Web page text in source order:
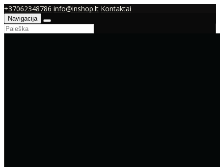
+37062348786 info@inshop.lt Kontaktai
Navigacija